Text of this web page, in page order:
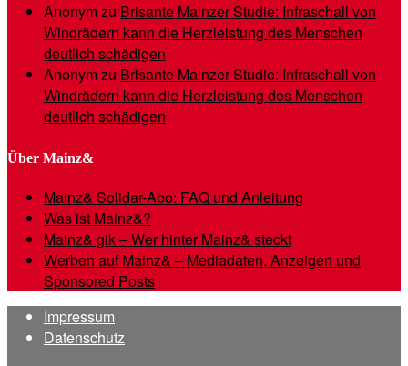
Anonymzu Brisante Mainzer Studie: Infraschall von
Windrädern kann die Herzleistung des Menschen
deutlich schädigen
Anonymzu Brisante Mainzer Studie: Infraschall von
Windrädern kann die Herzleistung des Menschen
deutlich schädigen
Über Mainz&
Mainz& Solidar-Abo: FAQ und Anleitung
Was ist Mainz&?
Mainz& gik – Wer hinter Mainz& steckt
Werben auf Mainz& – Mediadaten, Anzeigen und
Sponsored Posts
Impressum
Datenschutz